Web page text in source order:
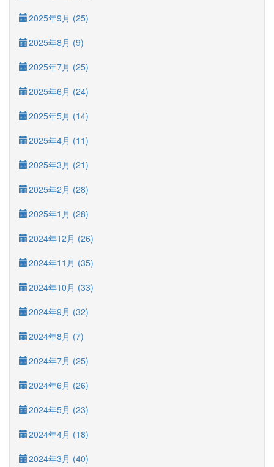
2025年9月 (25)
2025年8月 (9)
2025年7月 (25)
2025年6月 (24)
2025年5月 (14)
2025年4月 (11)
2025年3月 (21)
2025年2月 (28)
2025年1月 (28)
2024年12月 (26)
2024年11月 (35)
2024年10月 (33)
2024年9月 (32)
2024年8月 (7)
2024年7月 (25)
2024年6月 (26)
2024年5月 (23)
2024年4月 (18)
2024年3月 (40)